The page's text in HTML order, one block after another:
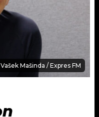
Mašinda / Expres FM